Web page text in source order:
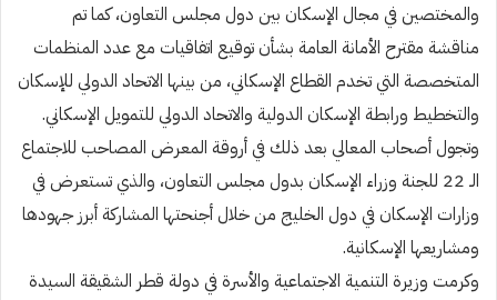
والمختصين في مجال الإسكان بين دول مجلس التعاون، كما تم
مناقشة مقترح الأمانة العامة بشأن توقيع اتفاقيات مع عدد المنظمات
المتخصصة التي تخدم القطاع الإسكاني، من بينها الاتحاد الدولي للإسكان
والتخطيط ورابطة الإسكان الدولية والاتحاد الدولي للتمويل الإسكاني.
وتجول أصحاب المعالي بعد ذلك في أروقة المعرض المصاحب للاجتماع
الـ 22 للجنة وزراء الإسكان بدول مجلس التعاون، والذي تستعرض في
وزارات الإسكان في دول الخليج من خلال أجنحتها المشاركة أبرز جهودها
ومشاريعها الإسكانية.
وكرمت وزيرة التنمية الاجتماعية والأسرة في دولة قطر الشقيقة السيدة